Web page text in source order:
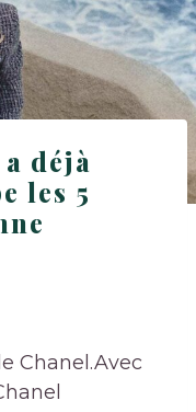
déjà
les 5
Chanel.Avec